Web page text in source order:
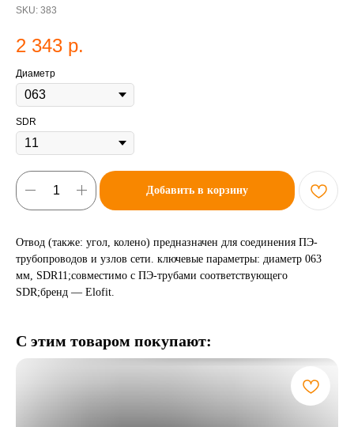
SKU: 383
2 343 р.
Диаметр
SDR
Добавить в корзину
Отвод (также: угол, колено) предназначен для соединения ПЭ-
трубопроводов и узлов сети. ключевые параметры: диаметр 063
мм, SDR11;совместимо с ПЭ-трубами соответствующего
SDR;бренд — Elofit.
С этим товаром покупают: